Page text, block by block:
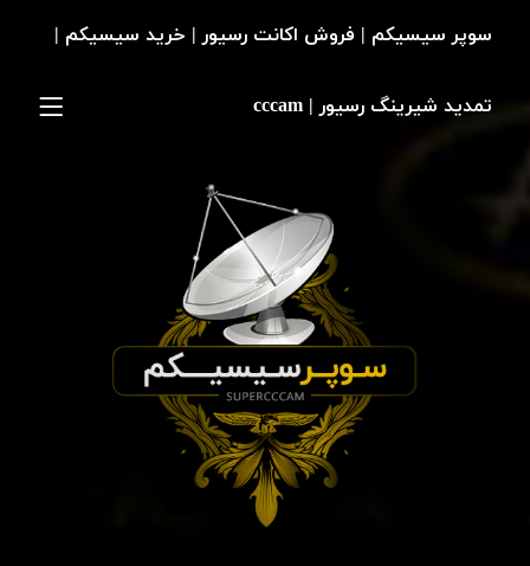
سوپر سیسیکم | فروش اکانت رسیور | خرید سیسیکم |
تمدید شیرینگ رسیور | cccam